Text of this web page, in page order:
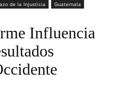
de la Injusticia
Guatemala
Influencia